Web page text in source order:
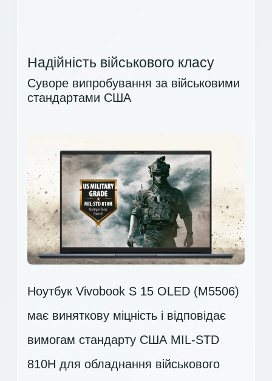
Надійність військового класу
Суворе випробування за військовими
стандартами США
Ноутбук Vivobook S 15 OLED (M5506)
має виняткову міцність і відповідає
вимогам стандарту США MIL-STD
810H для обладнання військового